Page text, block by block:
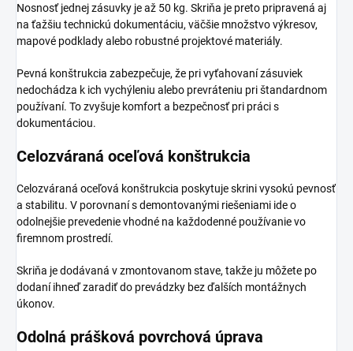
Nosnosť jednej zásuvky je až 50 kg. Skriňa je preto pripravená aj
na ťažšiu technickú dokumentáciu, väčšie množstvo výkresov,
mapové podklady alebo robustné projektové materiály.
Pevná konštrukcia zabezpečuje, že pri vyťahovaní zásuviek
nedochádza k ich vychýleniu alebo prevráteniu pri štandardnom
používaní. To zvyšuje komfort a bezpečnosť pri práci s
dokumentáciou.
Celozváraná oceľová konštrukcia
Celozváraná oceľová konštrukcia poskytuje skrini vysokú pevnosť
a stabilitu. V porovnaní s demontovanými riešeniami ide o
odolnejšie prevedenie vhodné na každodenné používanie vo
firemnom prostredí.
Skriňa je dodávaná v zmontovanom stave, takže ju môžete po
dodaní ihneď zaradiť do prevádzky bez ďalších montážnych
úkonov.
Odolná prášková povrchová úprava